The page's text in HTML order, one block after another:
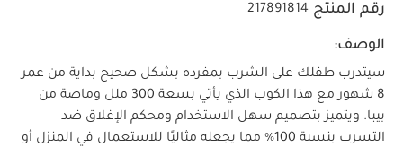
رقم المنتج 217891814
الوصف:
سيتدرب طفلك على الشرب بمفرده بشكل صحيح بداية من عمر
8 شهور مع هذا الكوب الذي يأتي بسعة 300 ملل وماصة من
بيبا. ويتميز بتصميم سهل الاستخدام ومحكم الإغلاق ضد
التسرب بنسبة 100% مما يجعله مثاليًا للاستعمال في المنزل أو